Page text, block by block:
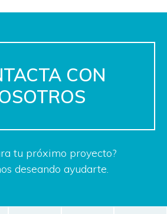
CON
tu próximo proyecto?
deseando ayudarte.